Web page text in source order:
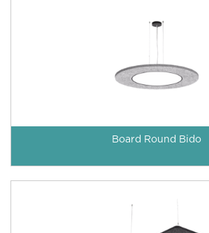
Board Round Bido